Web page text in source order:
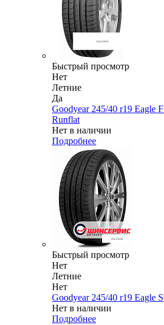
Быстрый просмотр
Нет
Летние
Да
Goodyear 245/40 r19 Eagle
Runflat
Нет в наличии
Подробнее
Быстрый просмотр
Нет
Летние
Нет
Goodyear 245/40 r19 Eagle
Нет в наличии
Подробнее